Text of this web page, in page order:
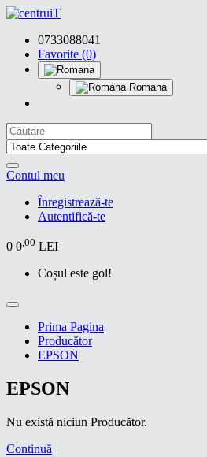
0733088041
Favorite (0)
Romana
Contul meu
Înregistrează-te
Autentifică-te
0 0,00 LEI
Coșul este gol!
Prima Pagina
Producător
EPSON
EPSON
Nu există niciun Producător.
Continuă